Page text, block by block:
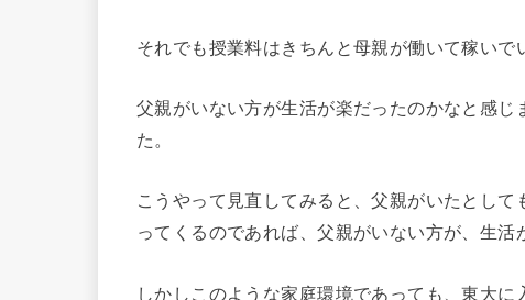
それでも授業料はきちんと母親が働いて稼いで
父親がいない方が生活が楽だったのかなと感
た。
こうやって見直してみると、父親がいたとして
ってくるのであれば、父親がいない方が、生活
しかしこのような家庭環境であっても、東大